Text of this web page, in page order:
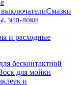
Смазки
зип-локи
и расходные
бесконтактной
для мойки
и